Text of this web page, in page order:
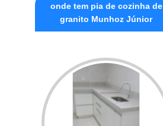
onde tem pia de cozinha de
granito Munhoz Júnior